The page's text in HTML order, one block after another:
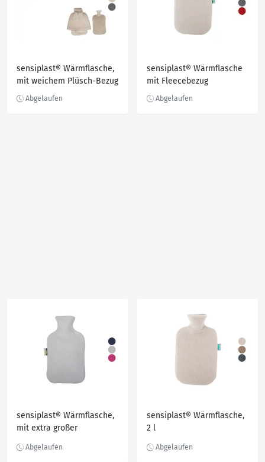
sensiplast® Wärmflasche,
mit weichem Plüsch-Bezug
sensiplast® Wärmflasche
mit Fleecebezug
sensiplast® Wärmflasche,
mit extra großer
sensiplast® Wärmflasche,
2 l